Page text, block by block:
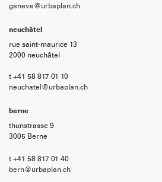
geneve@urbaplan.ch
neuchâtel
rue saint-maurice 13
2000 neuchâtel
t +41 58 817 01 10
neuchatel@urbaplan.ch
berne
thunstrasse 9
3005 Berne
t +41 58 817 01 40
bern@urbaplan.ch